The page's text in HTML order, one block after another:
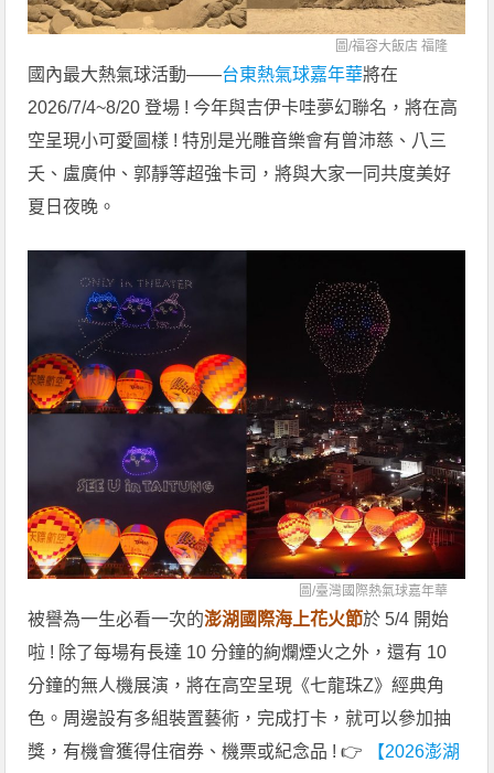
圖/福容大飯店 福隆
國內最大熱氣球活動——台東熱氣球嘉年華將在
2026/7/4~8/20 登場 ! 今年與吉伊卡哇夢幻聯名，將在高
空呈現小可愛圖樣 ! 特別是光雕音樂會有曾沛慈、八三
夭、盧廣仲、郭靜等超強卡司，將與大家一同共度美好
夏日夜晚。
圖/臺灣國際熱氣球嘉年華
被譽為一生必看一次的澎湖國際海上花火節於 5/4 開始
啦 ! 除了每場有長達 10 分鐘的絢爛煙火之外，還有 10
分鐘的無人機展演，將在高空呈現《七龍珠Z》經典角
色。周邊設有多組裝置藝術，完成打卡，就可以參加抽
獎，有機會獲得住宿券、機票或紀念品 ! 👉
【2026澎湖